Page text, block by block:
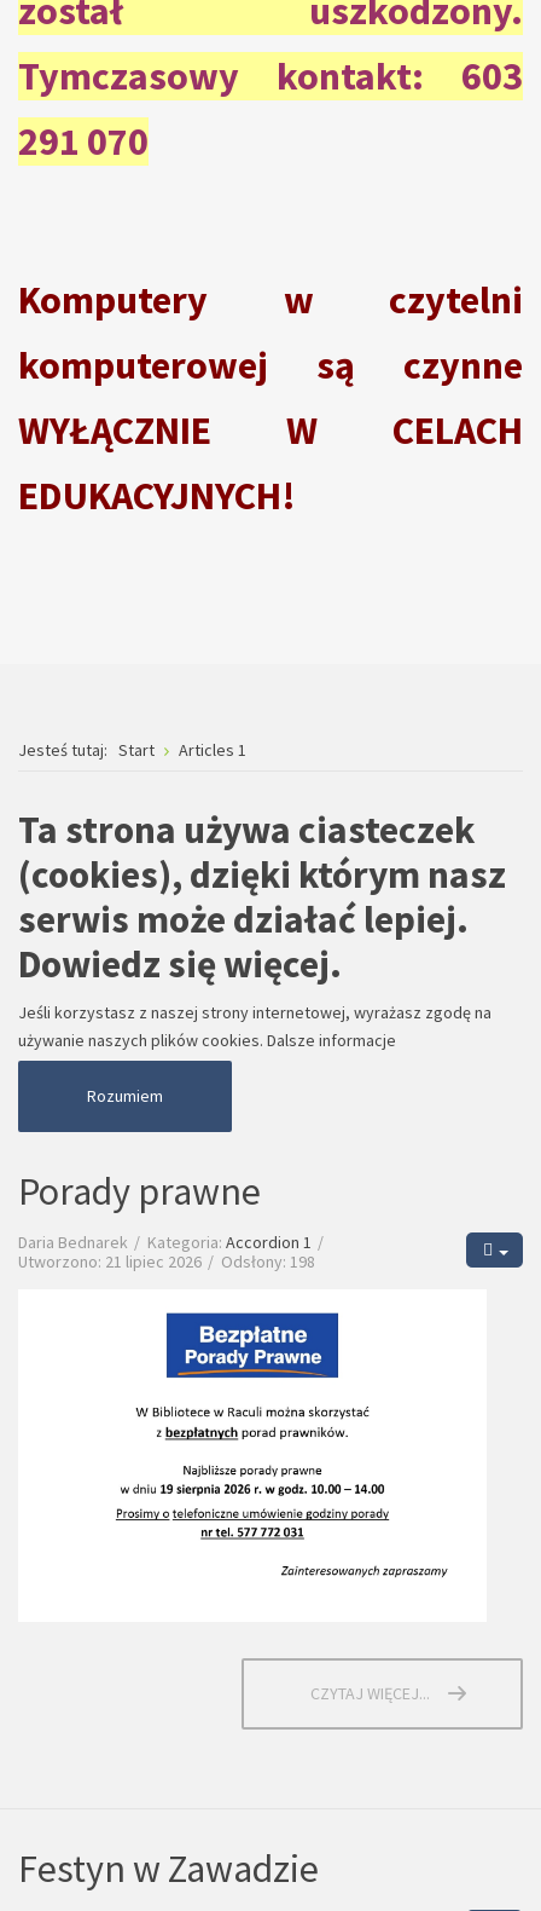
został uszkodzony.
Tymczasowy kontakt: 603
291 070
Komputery w czytelni
komputerowej są czynne
WYŁĄCZNIE W CELACH
EDUKACYJNYCH!
Jesteś tutaj: Start Articles 1
Ta strona używa ciasteczek
(cookies), dzięki którym nasz
serwis może działać lepiej.
Dowiedz się więcej.
Jeśli korzystasz z naszej strony internetowej, wyrażasz zgodę na
używanie naszych plików cookies. Dalsze informacje
Rozumiem
Porady prawne
Daria Bednarek Kategoria: Accordion 1
Utworzono: 21 lipiec 2026
Odsłony: 198
CZYTAJ WIĘCEJ...
Festyn w Zawadzie